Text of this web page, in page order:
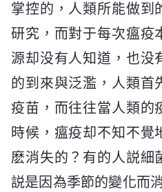
掌控的，人類所能做到
研究，而對于每次瘟疫
源却没有人知道，也没
的到來與泛濫，人類首
疫苗，而往往當人類的
時候，瘟疫却不知不覺
麽消失的？有的人説細
説是因為季節的變化而